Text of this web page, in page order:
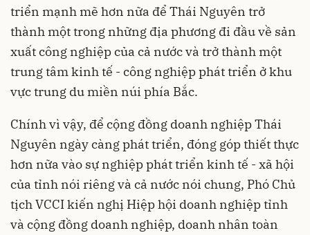
triển mạnh mẽ hơn nữa để Thái Nguyên trở
thành một trong những địa phương đi đầu về sản
xuất công nghiệp của cả nước và trở thành một
trung tâm kinh tế - công nghiệp phát triển ở khu
vực trung du miền núi phía Bắc.
Chính vì vậy, để cộng đồng doanh nghiệp Thái
Nguyên ngày càng phát triển, đóng góp thiết thực
hơn nữa vào sự nghiệp phát triển kinh tế - xã hội
của tỉnh nói riêng và cả nước nói chung, Phó Chủ
tịch VCCI kiến nghị Hiệp hội doanh nghiệp tỉnh
và cộng đồng doanh nghiệp, doanh nhân toàn